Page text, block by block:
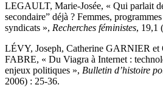
LEGAULT, Marie-Josée, « Qui parlait
secondaire” déjà ? Femmes,
syndicats », Recherches féministes, 19,1
LÉVY, Joseph, Catherine GARNIER
FABRE, « Du Viagra à Internet :
enjeux politiques », Bulletin d’histoire
2006) : 25-36.